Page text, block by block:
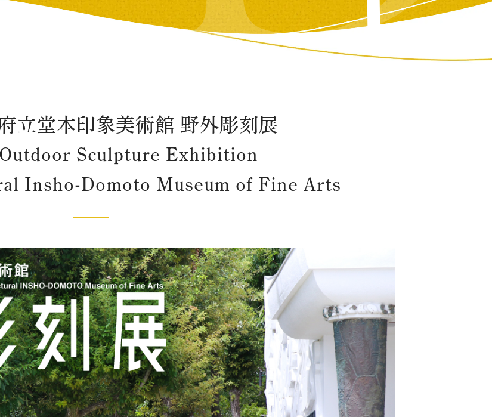
立堂本印象美術館 野外彫刻展
Sculpture Exhibition
Insho-Domoto Museum of Fine Arts